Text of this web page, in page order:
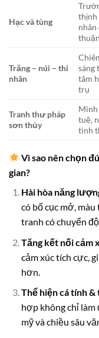
Hạc và tùng
thịnh
nhân
Trăng – núi – thi
nhân
sáng
tâm
trụ
Tranh thư pháp
sơn thủy
tuệ,
tinh
Vì sao nên chọn
gian?
Hài hòa năng
có bố cục mở,
tranh có chuyển
Tăng kết nối cảm
cảm xúc tích cực,
hơn.
Thể hiện cá tính &
hợp không chỉ
mỹ và chiều sâu